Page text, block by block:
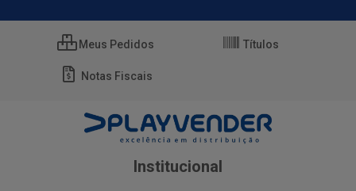
Meus Pedidos Títulos
Notas Fiscais
Institucional